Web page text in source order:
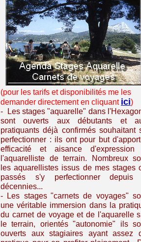
(pour les tarifs et disponibilités me les
demander directement en cliquant ici)
- Les stages "aquarelle" dans
sont ouverts aux débutants et
pratiquants déjà confirmés souhaitant
perfectionner : ils ont pour but
efficacité et aisance d'expression
l'aquarelliste de terrain. Nombreux
les aquarellistes issus de mes stages
passés s'y perfectionner depuis
décennies...
- Les stages "carnets de voyages"
une véritable immersion dans la
du carnet de voyage et de l'aquarelle
le terrain, orientés "autonomie" ils
ouverts aux stagiaires ayant assez